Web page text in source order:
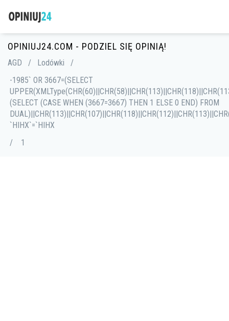
OPINIUJ24.COM - PODZIEL SIĘ OPINIĄ!
AGD / Lodówki
/
-1985` OR 3667=(SELECT
(SELECT (CASE WHEN (3667=3667) THEN 1 ELSE 0 END) FROM
`HIHX`=`HIHX
/
1